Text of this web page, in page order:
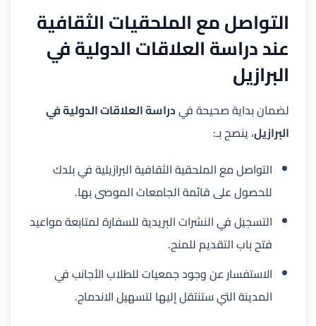
التواصل مع الملحقيات الثقافية
عند دراسة العلاقات الدولية في
البرازيل
لضمان بداية صحيحة فيدراسة العلاقات الدولية في
البرازيل، ينصح بـ:
التواصل مع الملحقية الثقافية البرازيلية في بلدك
للحصول على قائمة الجامعات الموصى بها.
التسجيل في النشرات البريدية للسفارة لمتابعة مواعيد
فتح باب التقديم للمنح.
الاستفسار عن وجود جمعيات للطلاب الأجانب في
المدينة التي ستنتقل إليها لتسهيل الاندماج.